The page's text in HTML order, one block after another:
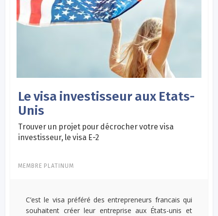
Le visa investisseur aux Etats-
Unis
Trouver un projet pour décrocher votre visa
investisseur, le visa E-2
MEMBRE PLATINUM
C’est le visa préféré des entrepreneurs francais qui
souhaitent créer leur entreprise aux États-unis et